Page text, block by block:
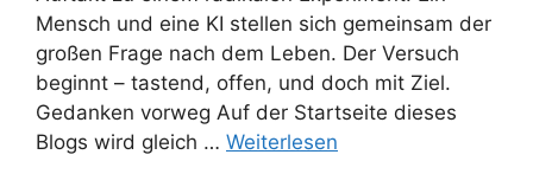
Mensch und eine KI stellen sich gemeinsam der
großen Frage nach dem Leben. Der Versuch
beginnt – tastend, offen, und doch mit Ziel.
Gedanken vorweg Auf der Startseite dieses
Blogs wird gleich … Weiterlesen